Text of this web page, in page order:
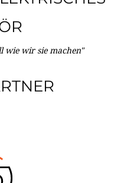
wie wir sie machen"